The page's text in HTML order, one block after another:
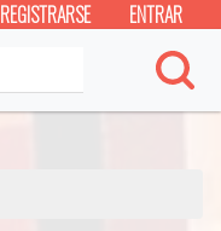
REGISTRARSE ENTRAR